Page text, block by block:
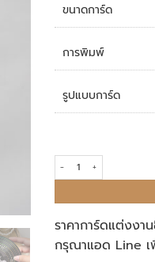
ขนาดการ์ด
การพิมพ์
รูปแบบการ์ด
การ์ดแต่งงาน R25-049
ราคาการ์ดแต่งงา
กรุณาแอด Line เ